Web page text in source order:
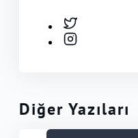
Diğer Yazıları